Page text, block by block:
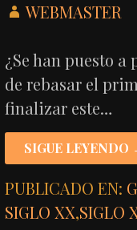
WEBMASTER
¿Se han puesto a
de rebasar el
finalizar este…
SIGUE LEYENDO
PUBLICADO EN:
SIGLO XX,SIGLO